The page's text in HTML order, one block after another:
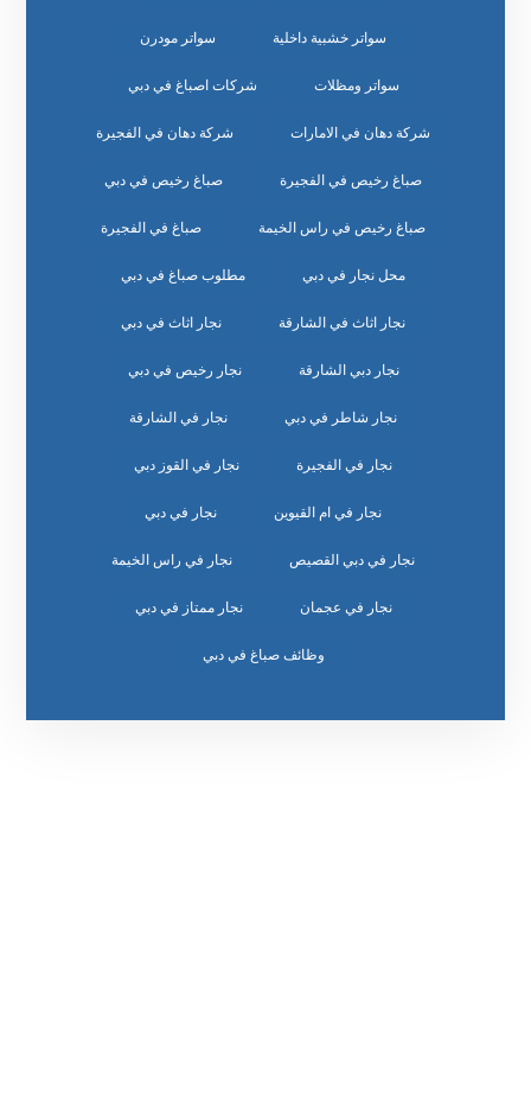
سواتر خشبية داخلية سواتر مودرن
سواتر ومظلات شركات اصباغ في دبي
شركة دهان في الامارات شركة دهان في الفجيرة
صباغ رخيص في الفجيرة صباغ رخيص في دبي
صباغ رخيص في راس الخيمة صباغ في الفجيرة
محل نجار في دبي مطلوب صباغ في دبي
نجار اثاث في الشارقة نجار اثاث في دبي
نجار دبي الشارقة نجار رخيص في دبي
نجار شاطر في دبي نجار في الشارقة
نجار في الفجيرة نجار في القوز دبي
نجار في ام القيوين نجار في دبي
نجار في دبي القصيص نجار في راس الخيمة
نجار في عجمان نجار ممتاز في دبي
وظائف صباغ في دبي